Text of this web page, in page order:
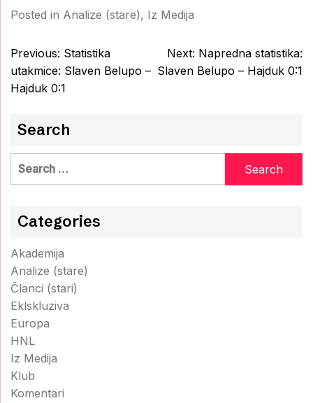
Posted in Analize (stare), Iz Medija
Post
navigation
Previous: Statistika
utakmice: Slaven Belupo –
Hajduk 0:1
Next: Napredna statistika:
Slaven Belupo – Hajduk 0:1
Search
Search
Categories
Akademija
Analize (stare)
Članci (stari)
Eklskluziva
Europa
HNL
Iz Medija
Klub
Komentari